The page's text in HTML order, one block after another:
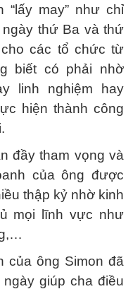
“lấy may” như chỉ
thứ Ba và thứ
các tổ chức từ
biết có phải nhờ
linh nghiệm hay
hiện thành công
đầy tham vọng và
của ông được
thập kỷ nhờ kinh
mọi lĩnh vực như
của ông Simon đã
giúp cha điều